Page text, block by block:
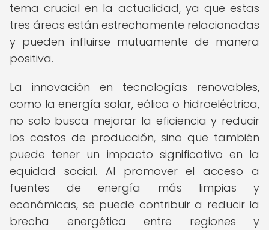
tema crucial en la actualidad, ya que estas
tres áreas están estrechamente relacionadas
y pueden influirse mutuamente de manera
positiva.
La innovación en tecnologías renovables,
como la energía solar, eólica o hidroeléctrica,
no solo busca mejorar la eficiencia y reducir
los costos de producción, sino que también
puede tener un impacto significativo en la
equidad social. Al promover el acceso a
fuentes de energía más limpias y
económicas, se puede contribuir a reducir la
brecha energética entre regiones y